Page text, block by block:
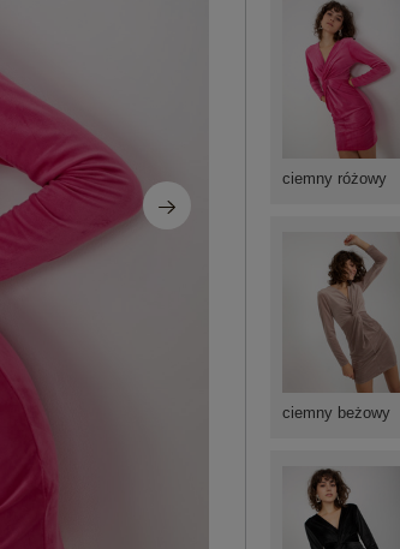
ciemny różowy
ciemny beżowy